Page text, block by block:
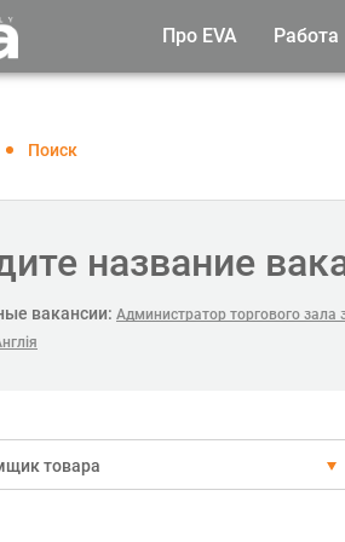
Про EVA Работа
Поиск
название
вакансии: Администратор торгового зала
товара